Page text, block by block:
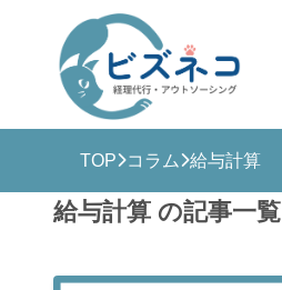
TOP コラム 給与計算
給与計算 の記事一覧